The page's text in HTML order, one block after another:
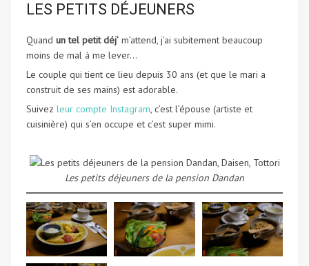
LES PETITS DÉJEUNERS
Quand un tel petit déj’ m’attend, j’ai subitement beaucoup
moins de mal à me lever…
Le couple qui tient ce lieu depuis 30 ans (et que le mari a
construit de ses mains) est adorable.
Suivez leur compte Instagram, c’est l’épouse (artiste et
cuisinière) qui s’en occupe et c’est super mimi.
Les petits déjeuners de la pension Dandan